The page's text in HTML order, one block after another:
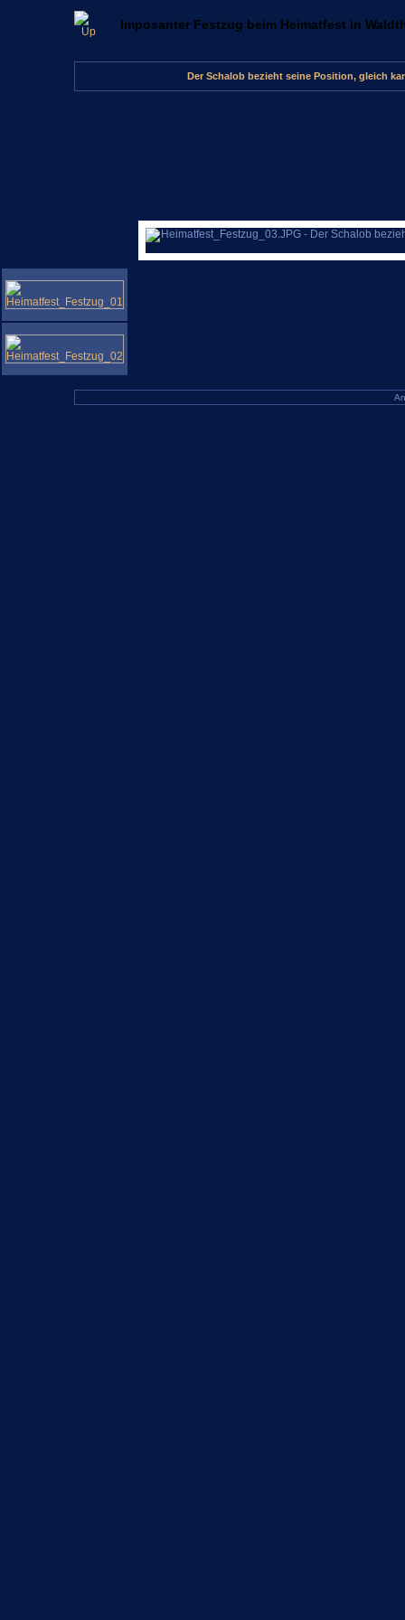
Imposanter Festzug beim Heimatfest in
Der Schalob bezieht seine Position, gleich